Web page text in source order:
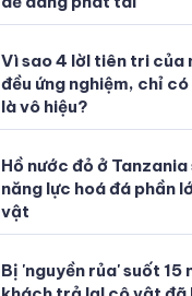
Con số may mắn ngày
03/08/2026 của 12
Con số may mắn ngày
02/08/2026 của 12
Con số may mắn ngày
01/08/2026 của 12